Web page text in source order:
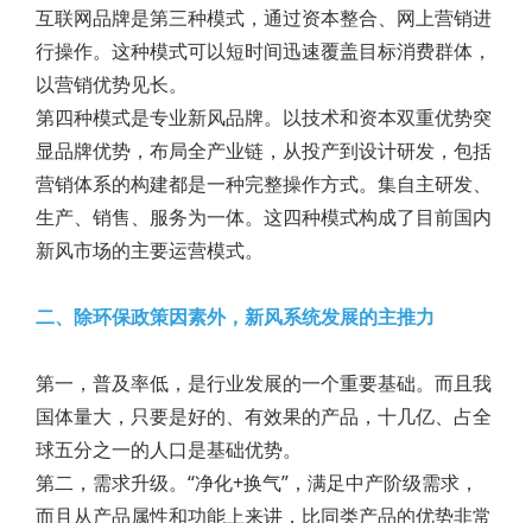
互联网品牌是第三种模式，通过资本整合、网上营销进
行操作。这种模式可以短时间迅速覆盖目标消费群体，
以营销优势见长。
第四种模式是专业新风品牌。以技术和资本双重优势突
显品牌优势，布局全产业链，从投产到设计研发，包括
营销体系的构建都是一种完整操作方式。集自主研发、
生产、销售、服务为一体。这四种模式构成了目前国内
新风市场的主要运营模式。
二、除环保政策因素外，新风系统发展的主推力
第一，普及率低，是行业发展的一个重要基础。而且我
国体量大，只要是好的、有效果的产品，十几亿、占全
球五分之一的人口是基础优势。
第二，需求升级。“净化+换气”，满足中产阶级需求，
而且从产品属性和功能上来讲，比同类产品的优势非常